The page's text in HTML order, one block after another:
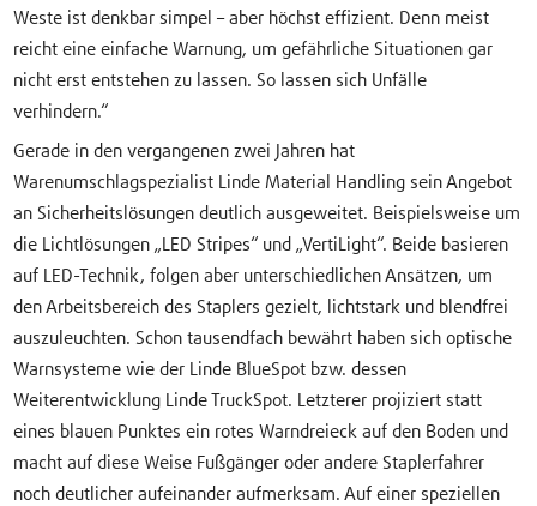
Weste ist denkbar simpel – aber höchst effizient. Denn meist
reicht eine einfache Warnung, um gefährliche Situationen gar
nicht erst entstehen zu lassen. So lassen sich Unfälle
verhindern.“
Gerade in den vergangenen zwei Jahren hat
Warenumschlagspezialist Linde Material Handling sein Angebot
an Sicherheitslösungen deutlich ausgeweitet. Beispielsweise um
die Lichtlösungen „LED Stripes“ und „VertiLight“. Beide basieren
auf LED-Technik, folgen aber unterschiedlichen Ansätzen, um
den Arbeitsbereich des Staplers gezielt, lichtstark und blendfrei
auszuleuchten. Schon tausendfach bewährt haben sich optische
Warnsysteme wie der Linde BlueSpot bzw. dessen
Weiterentwicklung Linde TruckSpot. Letzterer projiziert statt
eines blauen Punktes ein rotes Warndreieck auf den Boden und
macht auf diese Weise Fußgänger oder andere Staplerfahrer
noch deutlicher aufeinander aufmerksam. Auf einer speziellen